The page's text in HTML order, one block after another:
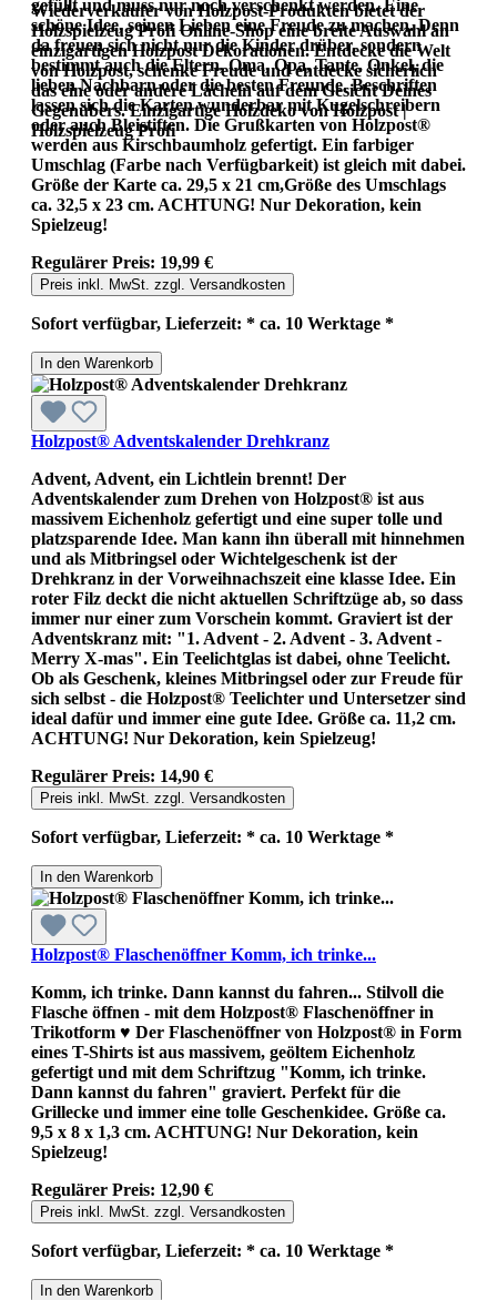
Wiederverkäufer von Holzpost-Produkten bietet der
Holzspielzeug Profi Online-Shop eine breite Auswahl an
einzigartigen Holzpost Dekorationen. Entdecke die Welt
von Holzpost, schenke Freude und entdecke sicherlich
das eine oder andere Lächeln auf dem Gesicht Deines
Gegenübers. Einzigartige Holzdeko von Holzpost |
Holzspielzeug Profi
gefüllt und muss nur noch verschenkt werden. Eine
schöne Idee, seinen Lieben eine Freude zu machen. Denn
da freuen sich nicht nur die Kinder drüber, sondern
bestimmt auch die Eltern, Oma, Opa, Tante, Onkel, die
lieben Nachbarn oder die besten Freunde. Beschriften
lassen sich die Karten wunderbar mit Kugelschreibern
oder auch Bleistiften. Die Grußkarten von Holzpost®
werden aus Kirschbaumholz gefertigt. Ein farbiger
Umschlag (Farbe nach Verfügbarkeit) ist gleich mit dabei.
Größe der Karte ca. 29,5 x 21 cm,Größe des Umschlags
ca. 32,5 x 23 cm. ACHTUNG! Nur Dekoration, kein
Spielzeug!
Regulärer Preis: 19,99 €
Preis inkl. MwSt. zzgl. Versandkosten
Sofort verfügbar, Lieferzeit: * ca. 10 Werktage *
In den Warenkorb
Holzpost® Adventskalender Drehkranz
Advent, Advent, ein Lichtlein brennt! Der
Adventskalender zum Drehen von Holzpost® ist aus
massivem Eichenholz gefertigt und eine super tolle und
platzsparende Idee. Man kann ihn überall mit hinnehmen
und als Mitbringsel oder Wichtelgeschenk ist der
Drehkranz in der Vorweihnachszeit eine klasse Idee. Ein
roter Filz deckt die nicht aktuellen Schriftzüge ab, so dass
immer nur einer zum Vorschein kommt. Graviert ist der
Adventskranz mit: "1. Advent - 2. Advent - 3. Advent -
Merry X-mas". Ein Teelichtglas ist dabei, ohne Teelicht.
Ob als Geschenk, kleines Mitbringsel oder zur Freude für
sich selbst - die Holzpost® Teelichter und Untersetzer sind
ideal dafür und immer eine gute Idee. Größe ca. 11,2 cm.
ACHTUNG! Nur Dekoration, kein Spielzeug!
Regulärer Preis: 14,90 €
Preis inkl. MwSt. zzgl. Versandkosten
Sofort verfügbar, Lieferzeit: * ca. 10 Werktage *
In den Warenkorb
Holzpost® Flaschenöffner Komm, ich trinke...
Komm, ich trinke. Dann kannst du fahren... Stilvoll die
Flasche öffnen - mit dem Holzpost® Flaschenöffner in
Trikotform ♥ Der Flaschenöffner von Holzpost® in Form
eines T-Shirts ist aus massivem, geöltem Eichenholz
gefertigt und mit dem Schriftzug "Komm, ich trinke.
Dann kannst du fahren" graviert. Perfekt für die
Grillecke und immer eine tolle Geschenkidee. Größe ca.
9,5 x 8 x 1,3 cm. ACHTUNG! Nur Dekoration, kein
Spielzeug!
Regulärer Preis: 12,90 €
Preis inkl. MwSt. zzgl. Versandkosten
Sofort verfügbar, Lieferzeit: * ca. 10 Werktage *
In den Warenkorb